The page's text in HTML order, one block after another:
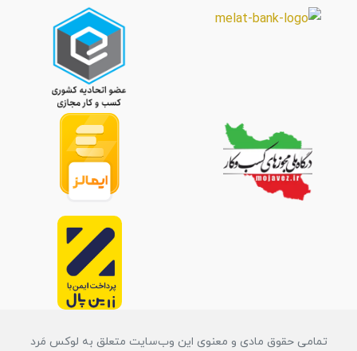
تمامی حقوق مادی و معنوی این وب‌سایت متعلق به لوکس مَرد